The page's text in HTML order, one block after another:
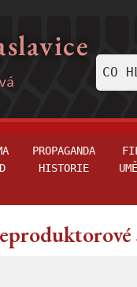
PROPAGANDA
HISTORIE